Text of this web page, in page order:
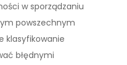
w sporządzaniu
powszechnym
klasyfikowanie
błędnymi